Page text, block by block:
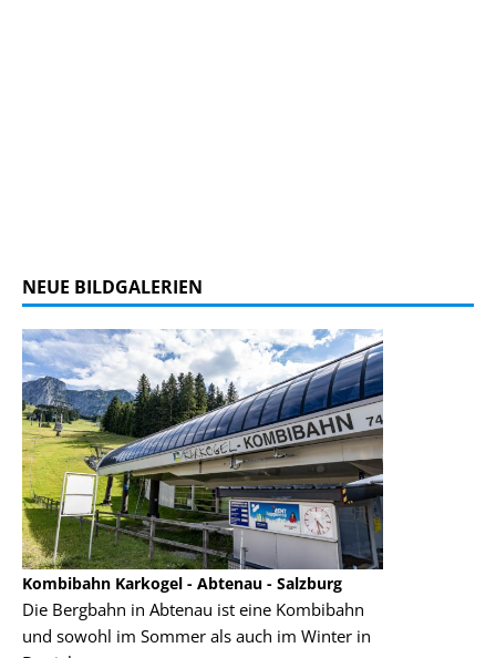
NEUE BILDGALERIEN
Kombibahn Karkogel - Abtenau - Salzburg
Die Bergbahn in Abtenau ist eine Kombibahn
und sowohl im Sommer als auch im Winter in